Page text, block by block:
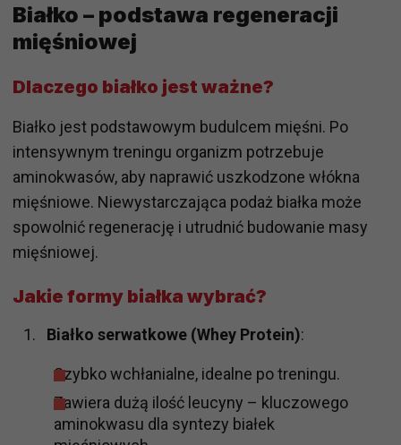
Białko – podstawa regeneracji
mięśniowej
Dlaczego białko jest ważne?
Białko jest podstawowym budulcem mięśni. Po
intensywnym treningu organizm potrzebuje
aminokwasów, aby naprawić uszkodzone włókna
mięśniowe. Niewystarczająca podaż białka może
spowolnić regenerację i utrudnić budowanie masy
mięśniowej.
Jakie formy białka wybrać?
Białko serwatkowe (Whey Protein):
Szybko wchłanialne, idealne po treningu.
Zawiera dużą ilość leucyny – kluczowego
aminokwasu dla syntezy białek